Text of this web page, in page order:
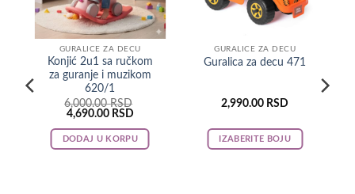
GURALICE ZA DECU
Konjić 2u1 sa ručkom
za guranje i muzikom
620/1
6,000.00RSD
Original
was:
6,000.00 RSD.
4,690.00 RSDCurrent
is:
4,690.00 RSD.
DODAJ U KORPU
GURALICE ZA DECU
Guralica za decu 471
2,990.00 RSD
IZABERITE BOJU